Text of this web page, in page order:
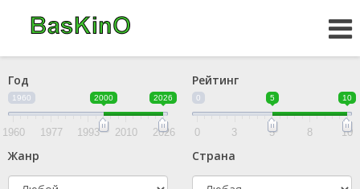
Год
1960 2000 2026
1960 1977 1993 2010 2026
Рейтинг
0 5 10
0 3 5 8 10
Жанр Страна